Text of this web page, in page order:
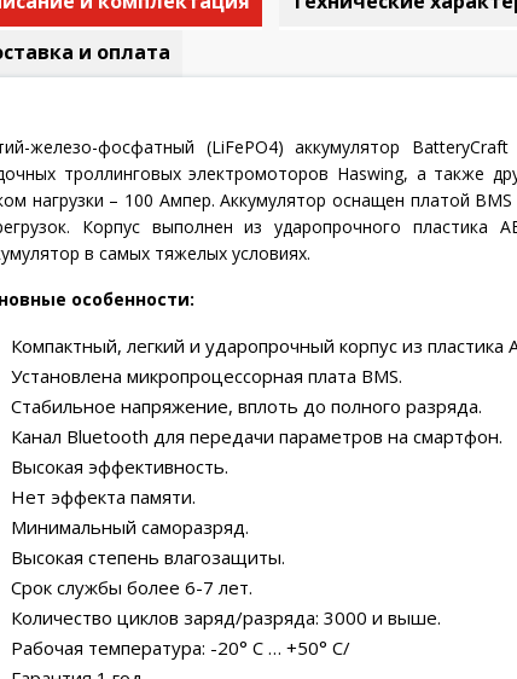
и оплата
железо-фосфатный (LiFePO4) аккумулятор
троллинговых электромоторов Haswing, а также
нагрузки – 100 Ампер. Аккумулятор оснащен платой
Корпус выполнен из ударопрочного пластика
в самых тяжелых условиях.
особенности:
Компактный, легкий и ударопрочный корпус из пластика
Установлена микропроцессорная плата BMS.
Стабильное напряжение, вплоть до полного разряда.
Канал Bluetooth для передачи параметров на смартфон.
Высокая эффективность.
Нет эффекта памяти.
Минимальный саморазряд.
Высокая степень влагозащиты.
Срок службы более 6-7 лет.
Количество циклов заряд/разряда: 3000 и выше.
Рабочая температура: -20° С … +50° С/